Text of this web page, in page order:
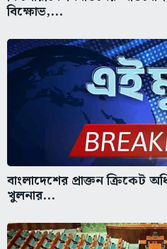
বিক্ষোভ,...
বাংলাদেশের প্রাক্তন ক্রিকেট
খুলনার...